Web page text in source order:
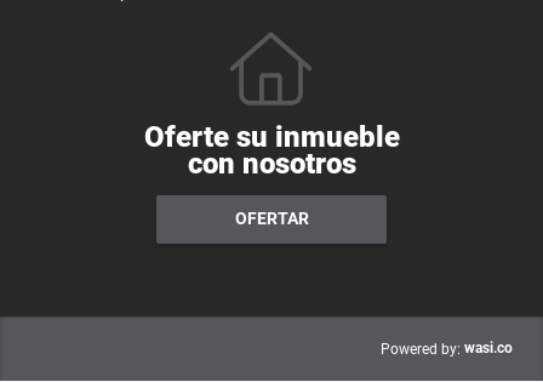
Oferte su inmueble
con nosotros
OFERTAR
Powered by: wasi.co